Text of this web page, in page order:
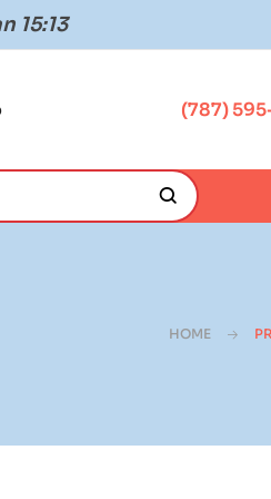
15:13
(787)
HOME